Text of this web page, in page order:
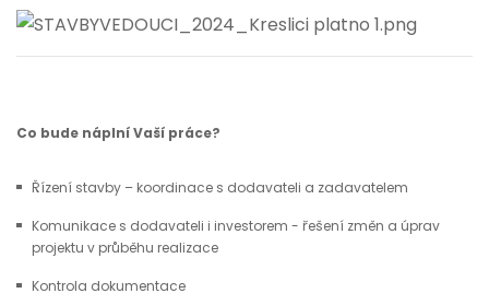
Co bude náplní Vaší práce?
Řízení stavby – koordinace s dodavateli a zadavatelem
Komunikace s dodavateli i investorem - řešení změn a úprav
projektu v průběhu realizace
Kontrola dokumentace